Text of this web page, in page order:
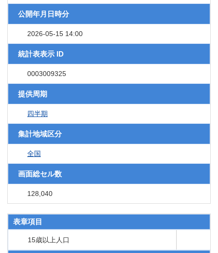
公開年月日時分
2026-05-15 14:00
統計表表示 ID
0003009325
提供周期
四半期
集計地域区分
全国
画面総セル数
128,040
表章項目
15歳以上人口